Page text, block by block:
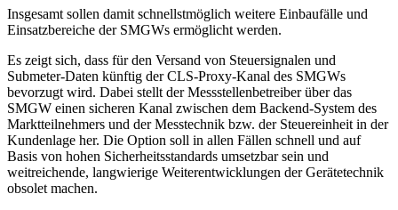
Insgesamt sollen damit schnellstmöglich weitere Einbaufälle und
Einsatzbereiche der SMGWs ermöglicht werden.
Es zeigt sich, dass für den Versand von Steuersignalen und
Submeter-Daten künftig der CLS-Proxy-Kanal des SMGWs
bevorzugt wird. Dabei stellt der Messstellenbetreiber über das
SMGW einen sicheren Kanal zwischen dem Backend-System des
Marktteilnehmers und der Messtechnik bzw. der Steuereinheit in der
Kundenlage her. Die Option soll in allen Fällen schnell und auf
Basis von hohen Sicherheitsstandards umsetzbar sein und
weitreichende, langwierige Weiterentwicklungen der Gerätetechnik
obsolet machen.